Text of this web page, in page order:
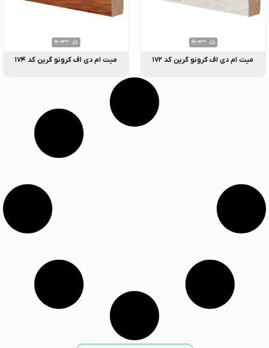
میت ام دی اف کرونو گرین کد ۱۷۲ میت ام دی اف کرونو گرین کد ۱۷۴